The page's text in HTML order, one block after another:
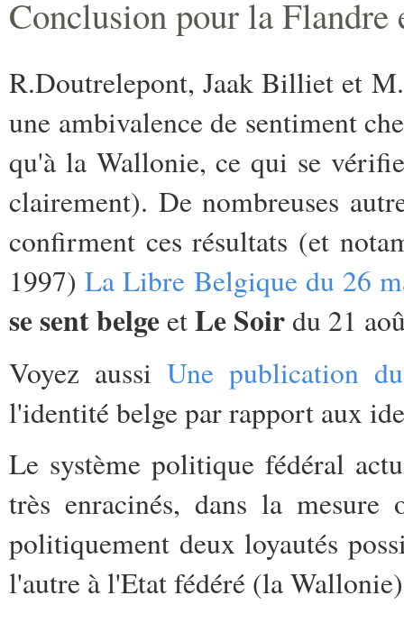
Conclusion pour la
R.Doutrelepont, Jaak Billiet et
une ambivalence de sentiment
qu'à la Wallonie, ce qui se
clairement). De nombreuses
confirment ces résultats (et
1997)La Libre Belgique du 26
se sent belgeetLe Soirdu 21
Voyez aussi Une publication
l'identité belge par rapport aux
Le système politique fédéral
très enracinés, dans la
politiquement deux loyautés
l'autre à l'Etat fédéré (la